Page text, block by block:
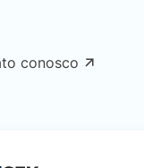
conosco